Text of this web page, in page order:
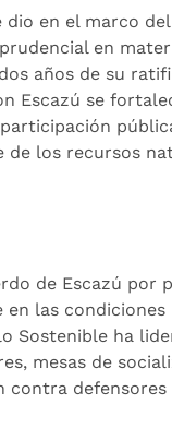
en el marco
en
años de su
Escazú se
los recursos
de Escazú por
las
Sostenible ha
mesas de
contra defensores